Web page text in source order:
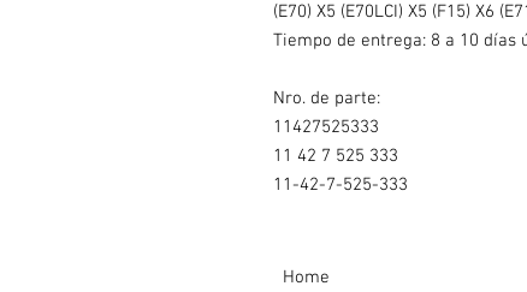
(E70) X5 (E70LCI) X5 (F15) X6
Tiempo de entrega: 8 a 10 días
Nro. de parte:
11427525333
11 42 7 525 333
11-42-7-525-333
Home